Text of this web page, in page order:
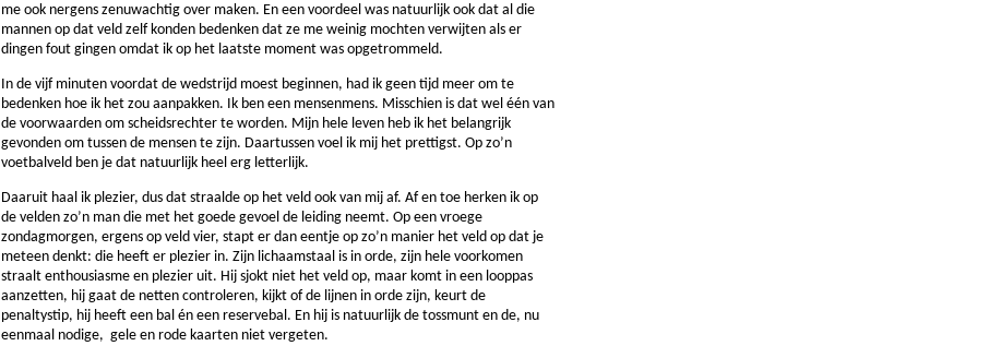
me ook nergens zenuwachtig over maken. En een voordeel was natuurlijk ook dat al die
mannen op dat veld zelf konden bedenken dat ze me weinig mochten verwijten als er
dingen fout gingen omdat ik op het laatste moment was opgetrommeld.
In de vijf minuten voordat de wedstrijd moest beginnen, had ik geen tijd meer om te
bedenken hoe ik het zou aanpakken. Ik ben een mensenmens. Misschien is dat wel één van
de voorwaarden om scheidsrechter te worden. Mijn hele leven heb ik het belangrijk
gevonden om tussen de mensen te zijn. Daartussen voel ik mij het prettigst. Op zo’n
voetbalveld ben je dat natuurlijk heel erg letterlijk.
Daaruit haal ik plezier, dus dat straalde op het veld ook van mij af. Af en toe herken ik op
de velden zo’n man die met het goede gevoel de leiding neemt. Op een vroege
zondagmorgen, ergens op veld vier, stapt er dan eentje op zo’n manier het veld op dat je
meteen denkt: die heeft er plezier in. Zijn lichaamstaal is in orde, zijn hele voorkomen
straalt enthousiasme en plezier uit. Hij sjokt niet het veld op, maar komt in een looppas
aanzetten, hij gaat de netten controleren, kijkt of de lijnen in orde zijn, keurt de
penaltystip, hij heeft een bal én een reservebal. En hij is natuurlijk de tossmunt en de, nu
eenmaal nodige, gele en rode kaarten niet vergeten.